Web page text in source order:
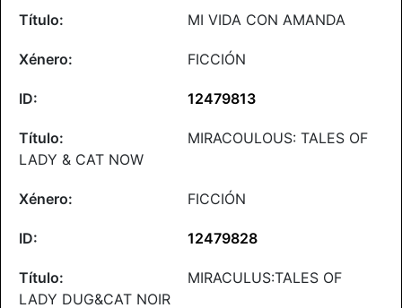
MI VIDA CON AMANDA
FICCIÓN
12479813
MIRACOULOUS: TALES OF
LADY & CAT NOW
FICCIÓN
12479828
MIRACULUS:TALES OF
LADY DUG&CAT NOIR